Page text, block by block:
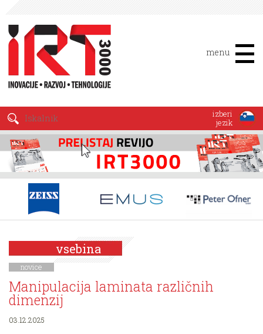
menu
izberi
jezik
vsebina
novice
Manipulacija laminata različnih
dimenzij
03.12.2025